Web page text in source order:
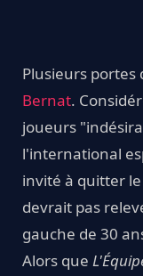
Plusieurs
Bernat.
joueurs
l'international
invité à quitter
devrait pas
gauche de 30
Alors que